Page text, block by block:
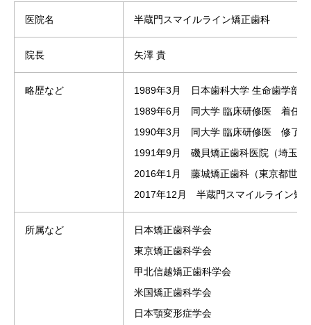
医院名 半蔵門スマイルライン矯正歯科
院長 矢澤 貴
略歴など
1989年3月 日本歯科大学 生命歯学部
1989年6月 同大学 臨床研修医 着任
1990年3月 同大学 臨床研修医 修了
1991年9月 磯貝矯正歯科医院（埼玉
2016年1月 藤城矯正歯科（東京都世
2017年12月 半蔵門スマイルライン矯
所属など
日本矯正歯科学会
東京矯正歯科学会
甲北信越矯正歯科学会
米国矯正歯科学会
日本顎変形症学会